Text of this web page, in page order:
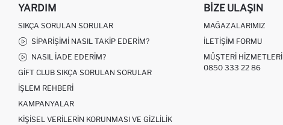
YARDIM
SIKÇA SORULAN SORULAR
SIPARIŞIMI NASIL TAKIP EDERIM?
NASIL İADE EDERIM?
GIFT CLUB SIKÇA SORULAN SORULAR
İŞLEM REHBERI
KAMPANYALAR
KIŞISEL VERILERIN KORUNMASI VE GIZLILIK
BIZE ULAŞIN
MAĞAZALARIMIZ
İLETIŞIM FORMU
MÜŞTERI HIZMETLERI
0850 333 22 86